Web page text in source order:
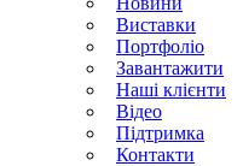
Виставки
Портфоліо
Завантажити
Наші клієнти
Відео
Підтримка
Контакти